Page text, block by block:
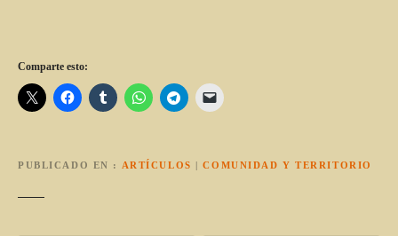
Comparte esto:
PUBLICADO EN ARTÍCULOS |COMUNIDAD Y TERRITORIO